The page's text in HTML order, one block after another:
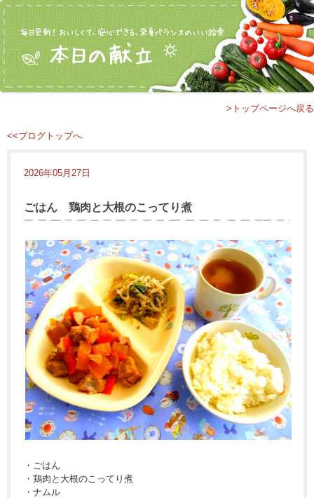
>トップページへ戻る
<<ブログトップへ
2026年05月27日
ごはん 鶏肉と大根のこってり煮
・ごはん
・鶏肉と大根のこってり煮
・ナムル